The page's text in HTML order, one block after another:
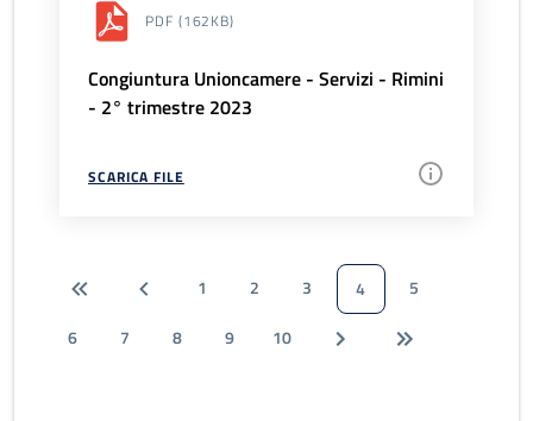
PDF (162KB)
Congiuntura Unioncamere - Servizi - Rimini
- 2° trimestre 2023
SCARICA FILE
1 2 3 4
5
6
7 8 9 10